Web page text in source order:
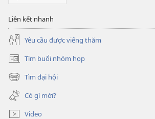
Liên kết nhanh
Yêu cầu được viếng thăm
Tìm buổi nhóm họp
(mở
cửa
sổ
mới)
Tìm đại hội
(mở
cửa
sổ
mới)
Có gì mới?
Video